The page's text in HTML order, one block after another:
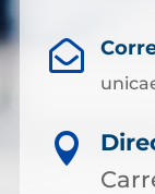

